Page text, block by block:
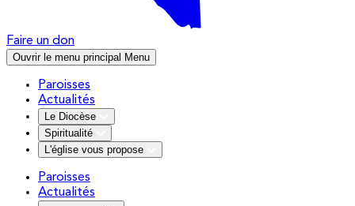
Faire un don
Ouvrir le menu principal Menu
Paroisses
Actualités
Le Diocèse
Spiritualité
L'église vous propose
Paroisses
Actualités